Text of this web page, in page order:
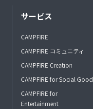
サービス
CAMPFIRE
CAMPFIRE コミュニティ
CAMPFIRE Creation
CAMPFIRE for Social Good
CAMPFIRE for
Entertainment